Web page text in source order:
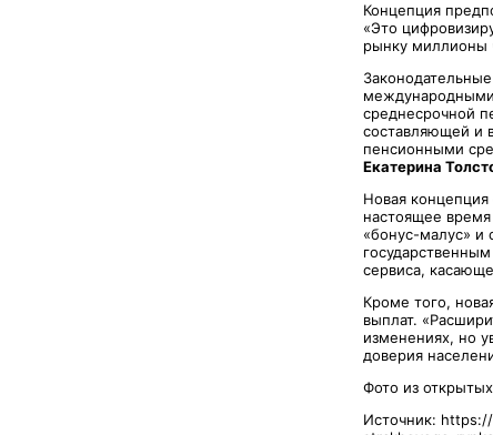
Концепция
«Это
рынку миллионы
международными
среднесрочной
составляющей и
пенсионными
Екатерина
Новая
настоящее
«бонус-малус» и
сервиса,
Кроме того,
выплат.
изменениях, но
доверия
Фото из
Источник: